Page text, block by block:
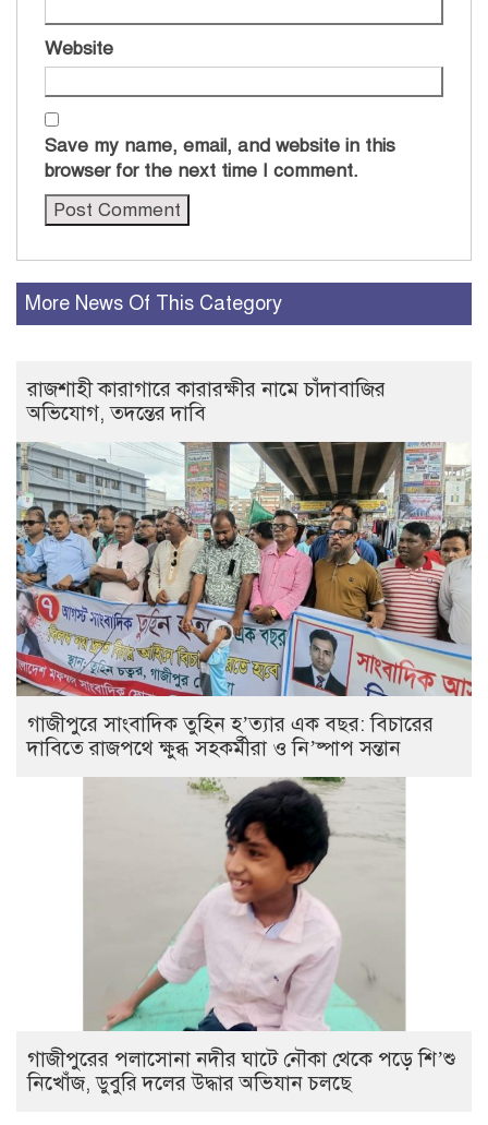
Website
Save my name, email, and website in this
browser for the next time I comment.
More News Of This Category
রাজশাহী কারাগারে কারারক্ষীর নামে চাঁদাবাজির
অভিযোগ, তদন্তের দাবি
গাজীপুরে সাংবাদিক তুহিন হ’ত্যার এক বছর: বিচারের
দাবিতে রাজপথে ক্ষুব্ধ সহকর্মীরা ও নি’ষ্পাপ সন্তান
গাজীপুরের পলাসোনা নদীর ঘাটে নৌকা থেকে পড়ে শি’শু
নিখোঁজ, ডুবুরি দলের উদ্ধার অভিযান চলছে